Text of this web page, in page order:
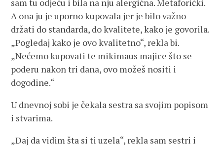
sam tu odjeću i bila na nju alergična. Metaforički.
A ona ju je uporno kupovala jer je bilo važno
držati do standarda, do kvalitete, kako je govorila.
„Pogledaj kako je ovo kvalitetno“, rekla bi.
„Nećemo kupovati te mikimaus majice što se
poderu nakon tri dana, ovo možeš nositi i
dogodine.“
U dnevnoj sobi je čekala sestra sa svojim popisom
i stvarima.
„Daj da vidim šta si ti uzela“, rekla sam sestri i